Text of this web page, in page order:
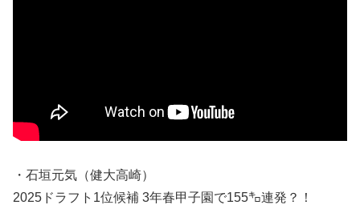
・石垣元気（健大高崎）
2025ドラフト1位候補 3年春甲子園で155㌔連発？！